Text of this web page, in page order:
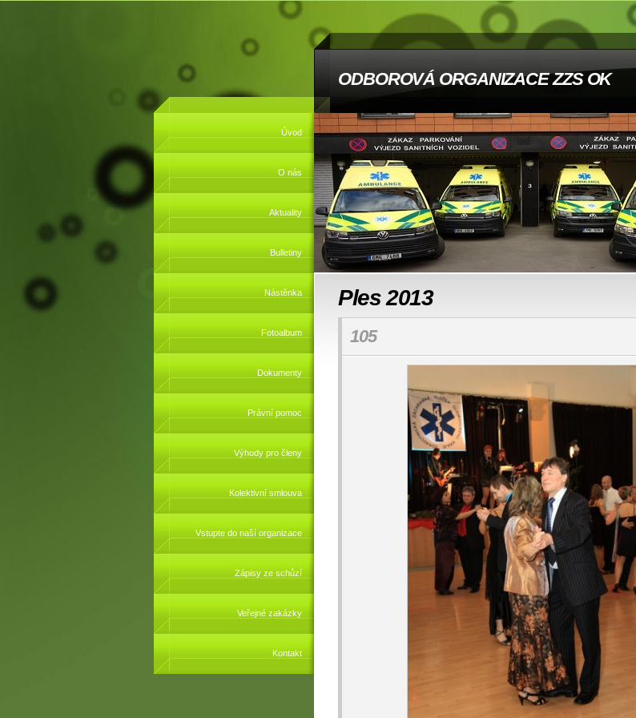
ODBOROVÁ ORGANIZACE ZZS OK
Úvod
O nás
Aktuality
Bulletiny
Nástěnka
Fotoalbum
Dokumenty
Právní pomoc
Výhody pro členy
Kolektivní smlouva
Vstupte do naší organizace
Zápisy ze schůzí
Veřejné zakázky
Kontakt
Ples 2013
105